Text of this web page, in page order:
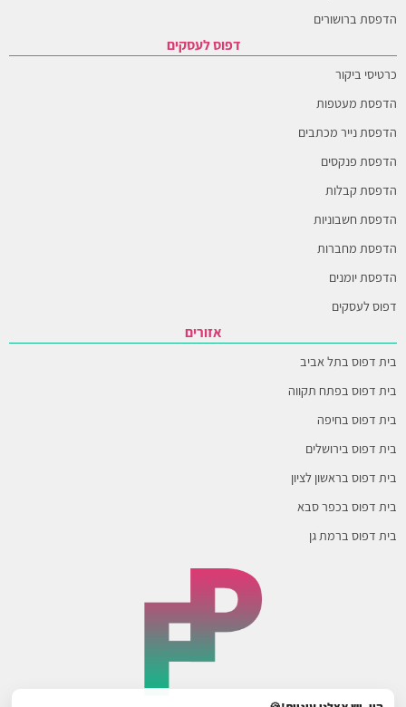
הדפסת ברושורים
דפוס לעסקים
כרטיסי ביקור
הדפסת מעטפות
הדפסת נייר מכתבים
הדפסת פנקסים
הדפסת קבלות
הדפסת חשבוניות
הדפסת מחברות
הדפסת יומנים
דפוס לעסקים
אזורים
בית דפוס בתל אביב
בית דפוס בפתח תקווה
בית דפוס בחיפה
בית דפוס בירושלים
בית דפוס בראשון לציון
בית דפוס בכפר סבא
בית דפוס ברמת גן